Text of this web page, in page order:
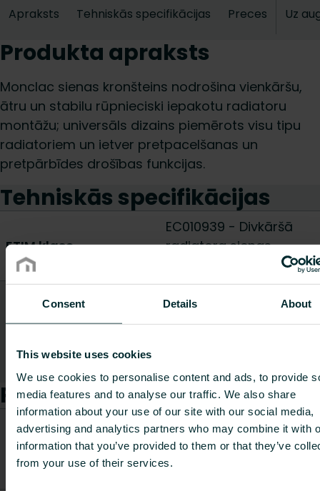
Consent Details About
This website uses cookies
We use cookies to personalise content and ads, to provide
media features and to analyse our traffic. We also share
information about your use of our site with our social media,
advertising and analytics partners who may combine it with
information that you’ve provided to them or that they’ve
from your use of their services.
Apraksts Tehniskās specifikācijas Preces Uz
Produkta apraksts
Monclac sienas kronšteins nodrošina vienkāršu,
ātru un stabilu rūpnieciski iepakotu radiatoru
montāžu; universāls dizains piemērots visu tipu
radiatoriem un ietver pretpacelšanas un
pretpārbīdes drošības funkcijas.
Tehniskās specifikācijas
ETIM klase
EC010939 - Divkāršā
radiatora sienas
Piemērots radiatoram
Preces
Preces kods
Preces
apraksts
Svars
CO2/Kg
ekvivalents